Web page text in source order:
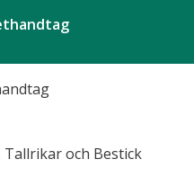
Tallrikar och Bestick